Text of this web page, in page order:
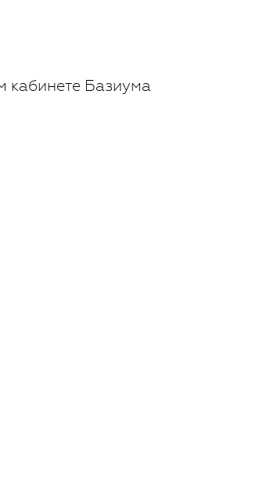
кабинете Базиума